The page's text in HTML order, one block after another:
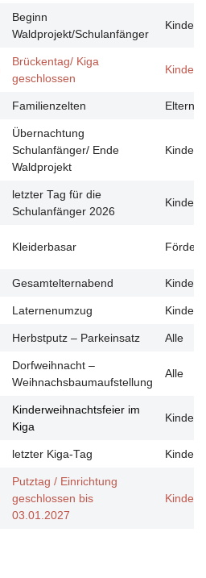
Beginn
Waldprojekt/Schulanfänger
Brückentag/ Kiga
geschlossen
Familienzelten
Übernachtung
Schulanfänger/ Ende
Waldprojekt
letzter Tag für die
Schulanfänger 2026
Kleiderbasar
Gesamtelternabend
Laternenumzug
Herbstputz – Parkeinsatz Alle
Dorfweihnacht –
Weihnachsbaumaufstellung
Alle
Kinderweihnachtsfeier im
Kiga
letzter Kiga-Tag
Putztag / Einrichtung
geschlossen bis
03.01.2027